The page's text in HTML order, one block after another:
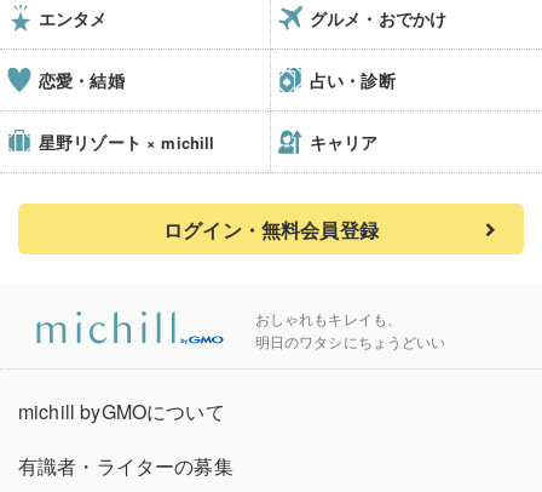
エンタメ グルメ・おでかけ
恋愛・結婚 占い・診断
星野リゾート × michill キャリア
ログイン・無料会員登録
おしゃれもキレイも、
明日のワタシにちょうどいい
michill byGMOについて
有識者・ライターの募集